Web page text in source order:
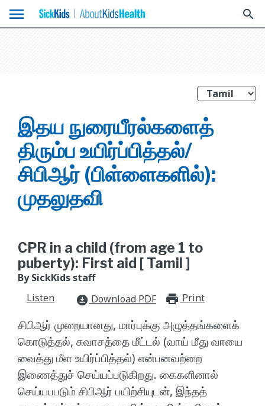
menu search
இதய நுரையீரல்களைத்
திரும்ப உயிர்ப்பித்தல்/
சிபிஆர் (பிள்ளைகளில்):
முதலுதவி
CPR in a child (from age 1 to
puberty): First aid [ Tamil ]
By SickKids staff
Listen
download_for_offline Download PDF Print
​சிபிஆர் முறையானது, மார்புக்கு அழுத்தங்களைக்
கொடுத்தல், சுவாசத்தை மீட்டல் (வாய் மீது வாயை
வைத்து மீள உயிர்ப்பித்தல்) என்பனவற்றை
இணைத்துச் செய்யப்படுகிறது. கைகளினால்
செய்யபபடும் சிபிஆர் பயிற்சியுடன், இந்தத்